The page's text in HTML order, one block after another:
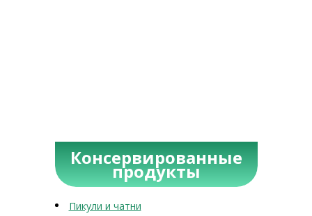
Консервированные
продукты
Пикули и чатни